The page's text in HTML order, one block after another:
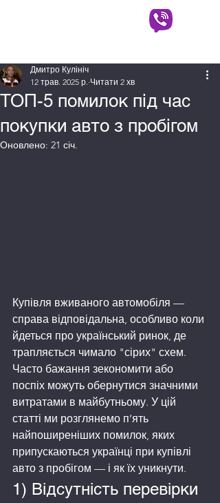
ТОП-5 помилок під час
покупки авто з пробігом
Дмитро Кулініч
12 трав. 2025 р. Читати 2 хв
Оновлено: 21 січ.
Купівля вживаного автомобіля —
справа відповідальна, особливо коли
йдеться про український ринок, де
трапляється чимало "сірих" схем.
Часто бажання зекономити або
поспіх можуть обернутися значними
витратами в майбутньому. У цій
статті ми розглянемо п’ять
найпоширеніших помилок, яких
припускаються українці при купівлі
авто з пробігом — і як їх уникнути.
1) Відсутність перевірки